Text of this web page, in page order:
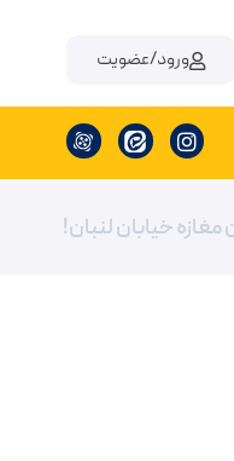
ورود/عضویت
خیابان لنبان!